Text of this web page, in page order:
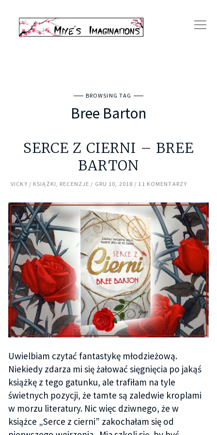
BROWSING TAG
Bree Barton
SERCE Z CIERNI – BREE
BARTON
VICKY KSIĄŻKI RECENZJE GRU 10, 2018 11 KOMENTARZY
Uwielbiam czytać fantastykę młodzieżową.
Niekiedy zdarza mi się żałować sięgnięcia po jakąś
książkę z tego gatunku, ale trafiłam na tyle
świetnych pozycji, że tamte są zaledwie kroplami
w morzu literatury. Nic więc dziwnego, że w
książce „Serce z cierni” zakochałam się od